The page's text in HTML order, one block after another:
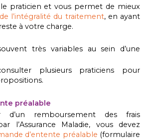
praticien et vous permet de mieux
l’intégralité du traitement, en ayant
à votre charge.
très variables au sein d’une
plusieurs praticiens pour
préalable
d’un remboursement des frais
l’Assurance Maladie, vous devez
d’entente préalable (formulaire